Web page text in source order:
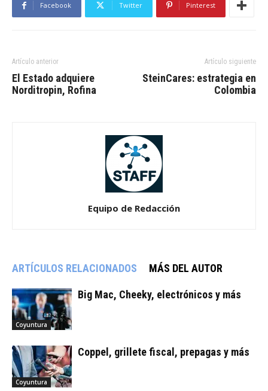
Facebook Twitter Pinterest
Artículo anterior
El Estado adquiere
Norditropin, Rofina
Artículo siguiente
SteinCares: estrategia en
Colombia
Equipo de Redacción
ARTÍCULOS RELACIONADOS MÁS DEL AUTOR
Coyuntura
Big Mac, Cheeky, electrónicos y más
Coyuntura
Coppel, grillete fiscal, prepagas y más